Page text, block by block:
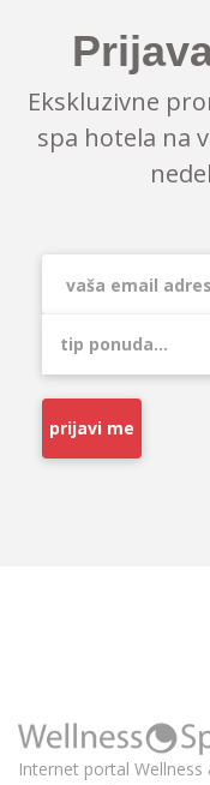
Ekskluzivne
spa hotela na
prijavi me
Internet portal Wellness